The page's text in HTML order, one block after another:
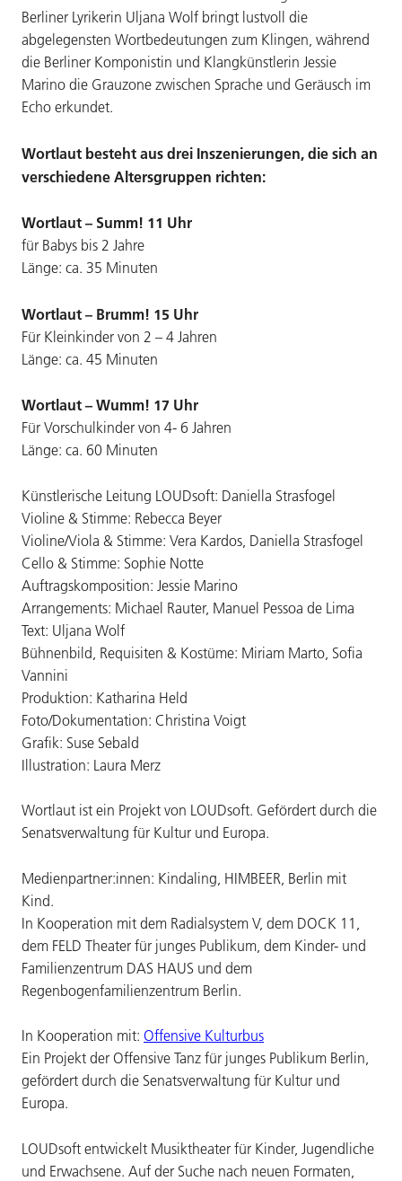
Berliner Lyrikerin Uljana Wolf bringt lustvoll die
abgelegensten Wortbedeutungen zum Klingen, während
die Berliner Komponistin und Klangkünstlerin Jessie
Marino die Grauzone zwischen Sprache und Geräusch im
Echo erkundet.
Wortlaut besteht aus drei Inszenierungen, die sich an
verschiedene Altersgruppen richten:
Wortlaut – Summ! 11 Uhr
für Babys bis 2 Jahre
Länge: ca. 35 Minuten
Wortlaut – Brumm! 15 Uhr
Für Kleinkinder von 2 – 4 Jahren
Länge: ca. 45 Minuten
Wortlaut – Wumm! 17 Uhr
Für Vorschulkinder von 4- 6 Jahren
Länge: ca. 60 Minuten
Künstlerische Leitung LOUDsoft: Daniella Strasfogel
Violine & Stimme: Rebecca Beyer
Violine/Viola & Stimme: Vera Kardos, Daniella Strasfogel
Cello & Stimme: Sophie Notte
Auftragskomposition: Jessie Marino
Arrangements: Michael Rauter, Manuel Pessoa de Lima
Text: Uljana Wolf
Bühnenbild, Requisiten & Kostüme: Miriam Marto, Sofia
Vannini
Produktion: Katharina Held
Foto/Dokumentation: Christina Voigt
Grafik: Suse Sebald
Illustration: Laura Merz
Wortlaut ist ein Projekt von LOUDsoft. Gefördert durch die
Senatsverwaltung für Kultur und Europa.
Medienpartner:innen: Kindaling, HIMBEER, Berlin mit
Kind.
In Kooperation mit dem Radialsystem V, dem DOCK 11,
dem FELD Theater für junges Publikum, dem Kinder- und
Familienzentrum DAS HAUS und dem
Regenbogenfamilienzentrum Berlin.
In Kooperation mit: Offensive Kulturbus
Ein Projekt der Offensive Tanz für junges Publikum Berlin,
gefördert durch die Senatsverwaltung für Kultur und
Europa.
LOUDsoft entwickelt Musiktheater für Kinder, Jugendliche
und Erwachsene. Auf der Suche nach neuen Formaten,